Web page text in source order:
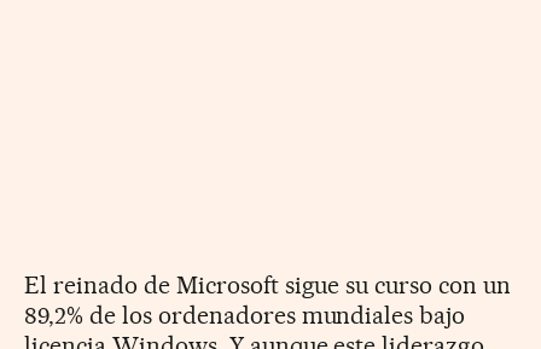
El reinado de Microsoft sigue su curso con un
89,2% de los ordenadores mundiales bajo